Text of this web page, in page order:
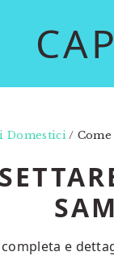
Domestici /
e